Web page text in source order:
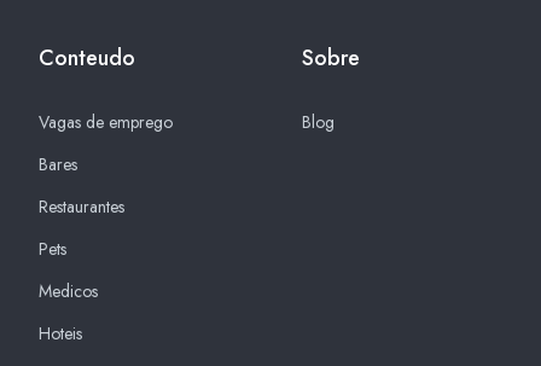
Conteudo
Vagas de emprego
Bares
Restaurantes
Pets
Medicos
Hoteis
Sobre
Blog